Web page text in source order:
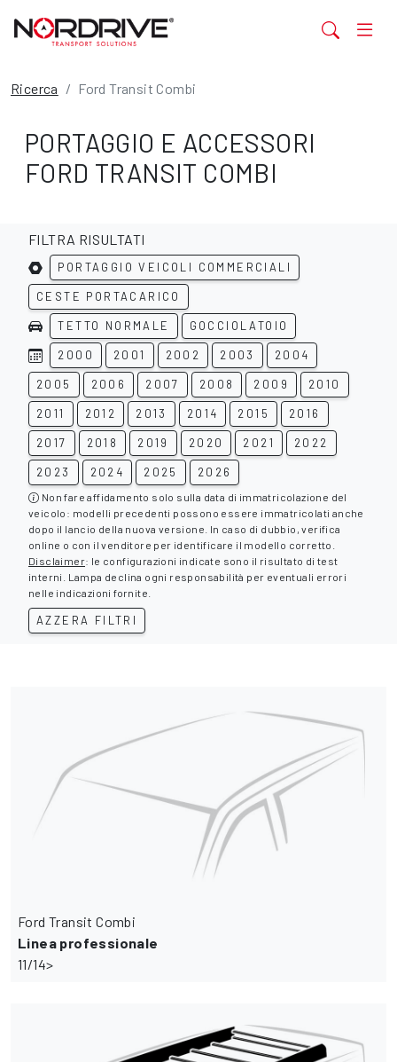
Ricerca Ford Transit Combi
PORTAGGIO E ACCESSORI
FORD TRANSIT COMBI
FILTRA RISULTATI
PORTAGGIO VEICOLI COMMERCIALI
CESTE PORTACARICO
TETTO NORMALE GOCCIOLATOIO
2000 2001 2002 2003 2004
2005 2006 2007 2008 2009 2010
2011 2012 2013 2014 2015 2016
2017 2018 2019 2020 2021 2022
2023 2024 2025 2026
Non fare affidamento solo sulla data di immatricolazione del
veicolo: modelli precedenti possono essere immatricolati anche
dopo il lancio della nuova versione. In caso di dubbio, verifica
online o con il venditore per identificare il modello corretto.
Disclaimer: le configurazioni indicate sono il risultato di test
interni. Lampa declina ogni responsabilità per eventuali errori
nelle indicazioni fornite.
AZZERA FILTRI
Ford Transit Combi
Linea professionale
11/14>